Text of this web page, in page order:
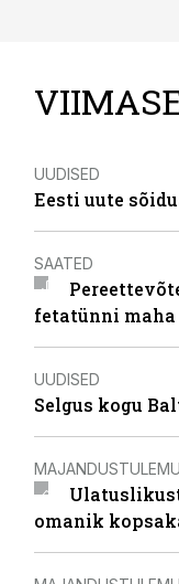
UUDISED
Eesti uute
SAATED
fetatünni maha
UUDISED
Selgus kogu
omanik